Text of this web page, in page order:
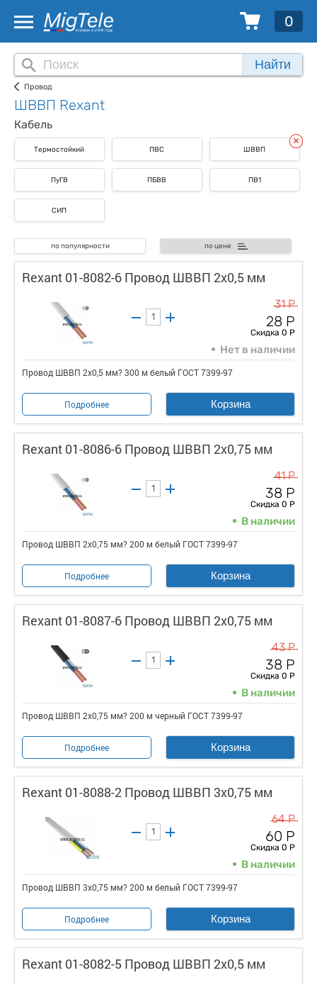
0
Найти
Провод
ШВВП Rexant
Кабель
Термостойкий ПВС ШВВП
ПуГВ ПБВВ ПВ1
СИП
по популярности по цене
Rexant 01-8082-6 Провод ШВВП 2х0,5 мм
31 Р
28 Р
Скидка 0 Р
Нет в наличии
Провод ШВВП 2х0,5 мм? 300 м белый ГОСТ 7399-97
Подробнее Корзина
Rexant 01-8086-6 Провод ШВВП 2х0,75 мм
41 Р
38 Р
Скидка 0 Р
В наличии
Провод ШВВП 2х0,75 мм? 200 м белый ГОСТ 7399-97
Подробнее Корзина
Rexant 01-8087-6 Провод ШВВП 2х0,75 мм
43 Р
38 Р
Скидка 0 Р
В наличии
Провод ШВВП 2х0,75 мм? 200 м черный ГОСТ 7399-97
Подробнее Корзина
Rexant 01-8088-2 Провод ШВВП 3х0,75 мм
64 Р
60 Р
Скидка 0 Р
В наличии
Провод ШВВП 3х0,75 мм? 200 м белый ГОСТ 7399-97
Подробнее Корзина
Rexant 01-8082-5 Провод ШВВП 2х0,5 мм